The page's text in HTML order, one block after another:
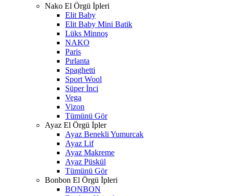
Nako El Örgü İpleri
Elit Baby
Elit Baby Mini Batik
Lüks Minnoş
NAKO
Paris
Pırlanta
Spaghetti
Sport Wool
Süper İnci
Vega
Vizon
Tümünü Gör
Ayaz El Örgü İpler
Ayaz Benekli Yumurcak
Ayaz Lif
Ayaz Makreme
Ayaz Püskül
Tümünü Gör
Bonbon El Örgü İpleri
BONBON